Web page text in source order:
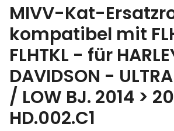
MIVV-Kat-
kompatibel mit
FLHTKL - für
DAVIDSON -
/ LOW BJ. 2014 >
HD.002.C1